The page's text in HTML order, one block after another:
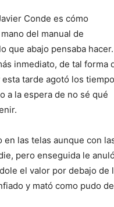
Conde es cómo
del manual de
que abajo pensaba
inmediato, de tal forma
tarde agotó los
a la espera de no sé qué
las telas aunque con
pero enseguida le
el valor por debajo de
y mató como pudo